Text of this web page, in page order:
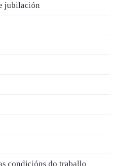
jubilación
condicións do traballo